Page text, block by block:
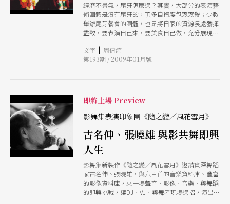
經濟不景氣，尾牙怎麼過？其實，大部分的表演藝
術團體是沒有尾牙的，頂多自掏腰包聚聚餐；少數
舉辦尾牙餐會的團體，也是將自家的資源長處發揮
盡致，要表演自己來，要美食自己做，充分展現表
搶先一步，看看表演團體們的鼠年尾牙，大家如何
歡度。
文字 | 周倩漪
第193期 / 2009年01月號
即將上場 Preview
影舞集表演印象團《隨之變／風花雪月》
古名伸、張曉雄 與影共舞即興
人生
影舞集新製作《隨之變／風花雪月》邀請資深舞蹈
家古名伸、張曉雄，與六百首的音樂資料庫、豐富
的影像資料庫，來一場聲音、影像、音樂、與舞蹈
的即興挑戰，讓DJ、VJ、與舞者現場過招，演出